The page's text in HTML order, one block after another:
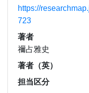
https://
723
著者
禰占雅史
著者（英）
担当区分